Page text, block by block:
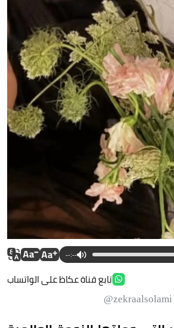
--:--
تابع قناة عكاظ على الواتساب